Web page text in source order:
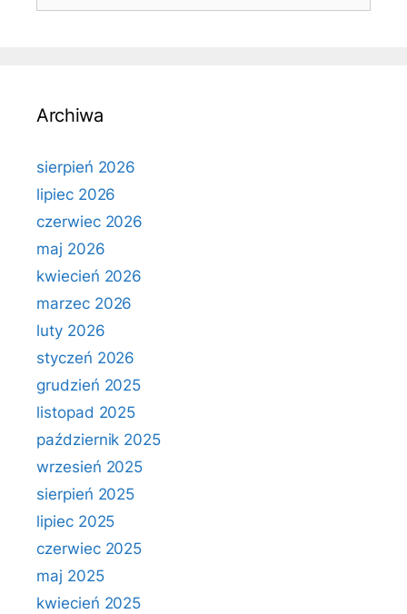
Archiwa
sierpień 2026
lipiec 2026
czerwiec 2026
maj 2026
kwiecień 2026
marzec 2026
luty 2026
styczeń 2026
grudzień 2025
listopad 2025
październik 2025
wrzesień 2025
sierpień 2025
lipiec 2025
czerwiec 2025
maj 2025
kwiecień 2025